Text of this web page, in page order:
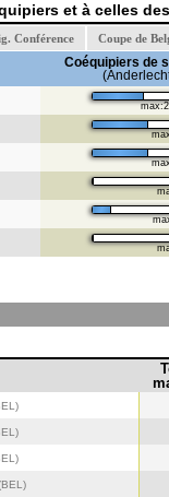
et à celles
Conférence Coupe de
Coéquipiers de
)
)
)